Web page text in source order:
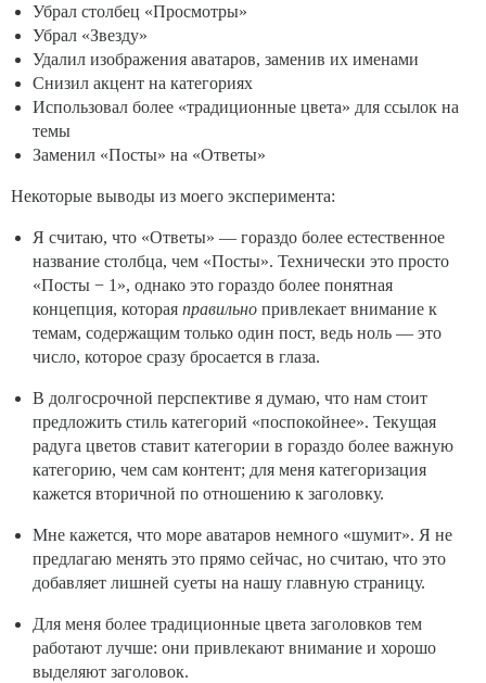
Убрал столбец «Просмотры»
Убрал «Звезду»
Удалил изображения аватаров, заменив их именами
Снизил акцент на категориях
Использовал более «традиционные цвета» для ссылок на
темы
Заменил «Посты» на «Ответы»
Некоторые выводы из моего эксперимента:
Я считаю, что «Ответы» — гораздо более естественное
название столбца, чем «Посты». Технически это просто
«Посты − 1», однако это гораздо более понятная
концепция, которая правильно привлекает внимание к
темам, содержащим только один пост, ведь ноль — это
число, которое сразу бросается в глаза.
В долгосрочной перспективе я думаю, что нам стоит
предложить стиль категорий «поспокойнее». Текущая
радуга цветов ставит категории в гораздо более важную
категорию, чем сам контент; для меня категоризация
кажется вторичной по отношению к заголовку.
Мне кажется, что море аватаров немного «шумит». Я не
предлагаю менять это прямо сейчас, но считаю, что это
добавляет лишней суеты на нашу главную страницу.
Для меня более традиционные цвета заголовков тем
работают лучше: они привлекают внимание и хорошо
выделяют заголовок.